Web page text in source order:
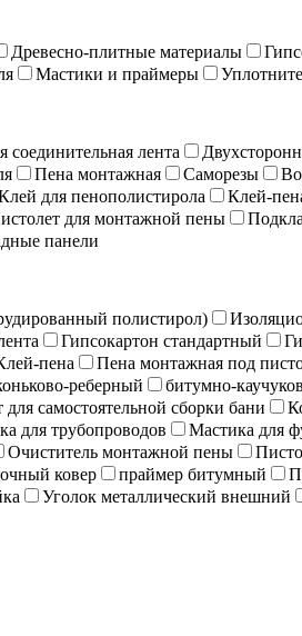
Древесно-плитные материалы
Мастики и праймеры
соединительная лента
Пена монтажная Саморезы
для пенополистирола Клей-
для монтажной пены
панели
полистирол)
Гипсокартон стандартный
пена Пена монтажная под
реберный битумно-
самостоятельной сборки бани
для трубопроводов Мастика для
Очиститель монтажной пены
ковер праймер битумный
Уголок металлический внешний